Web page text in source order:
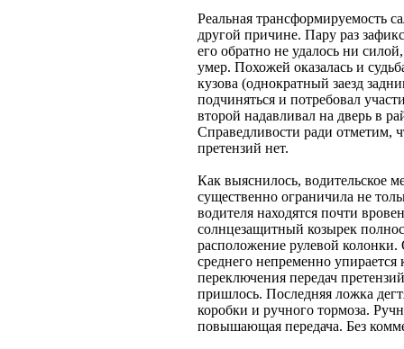
Реальная трансформируемость
другой причине. Пару раз
его обратно не удалось ни
умер. Похожей оказалась и
кузова (однократный заезд
подчиняться и потребовал
второй надавливал на дверь в
Справедливости ради отметим,
претензий нет.
Как выяснилось, водительское
существенно ограничила не
водителя находятся почти
солнцезащитный козырек
расположение рулевой
среднего непременно
переключения передач
пришлось. Последняя ложка
коробки и ручного тормоза.
повышающая передача. Без